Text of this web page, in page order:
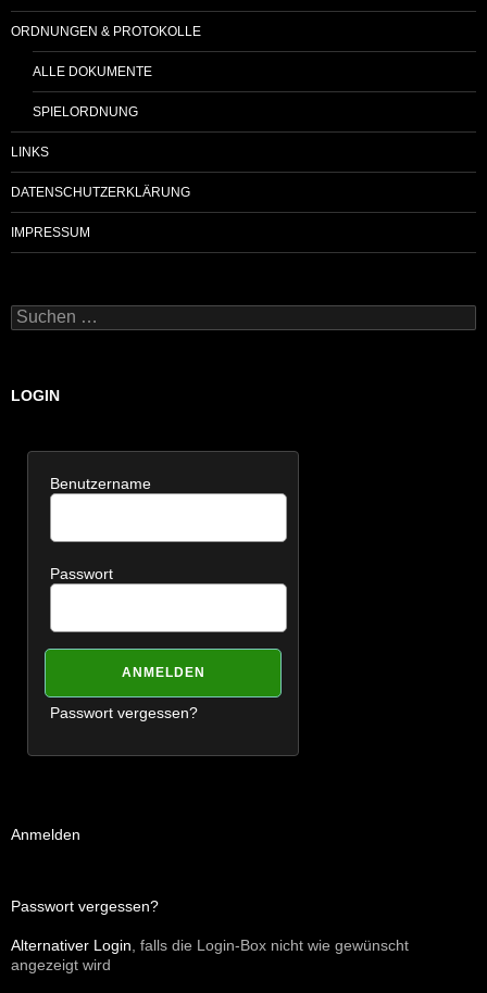
ORDNUNGEN & PROTOKOLLE
ALLE DOKUMENTE
SPIELORDNUNG
LINKS
DATENSCHUTZERKLÄRUNG
IMPRESSUM
Suchen
nach:
LOGIN
Benutzername
Passwort
Passwort vergessen?
Anmelden
Passwort vergessen?
Alternativer Login , falls die Login-Box nicht wie gewünscht
angezeigt wird